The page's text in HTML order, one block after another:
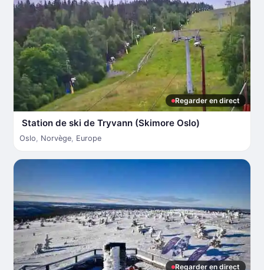
Regarder en direct
Station de ski de Tryvann (Skimore Oslo)
Oslo, Norvège, Europe
Regarder en direct